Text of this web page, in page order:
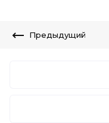
Предыдущий